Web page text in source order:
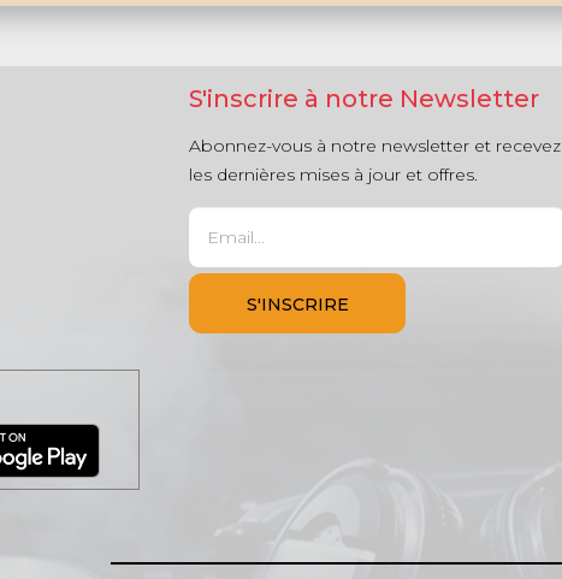
S'inscrire à notre Newsletter
Abonnez-vous à notre newsletter et recevez
les dernières mises à jour et offres.